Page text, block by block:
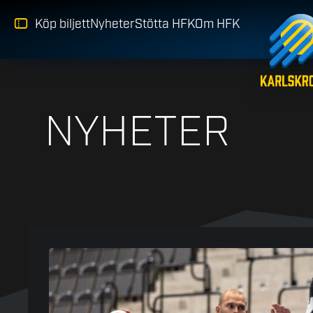
Köp biljettNyheterStötta HFKOm HFK
NYHETER